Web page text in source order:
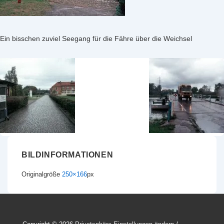
Ein bisschen zuviel Seegang für die Fähre über die Weichsel
BILDINFORMATIONEN
Originalgröße 250×166px